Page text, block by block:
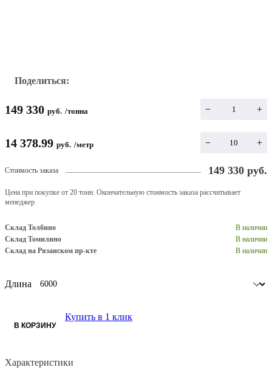
Поделиться:
149 330 руб. /тонна − +
14 378.99 руб. /метр − +
Стоимость заказа 149 330 руб.
Цена при покупке от 20 тонн. Окончательную стоимость заказа рассчитывает
менеджер
Склад Толбино
В наличии
Склад Томилино
В наличии
Склад на Рязанском пр-кте
В наличии
Длина
В КОРЗИНУ
Купить в 1 клик
Характеристики